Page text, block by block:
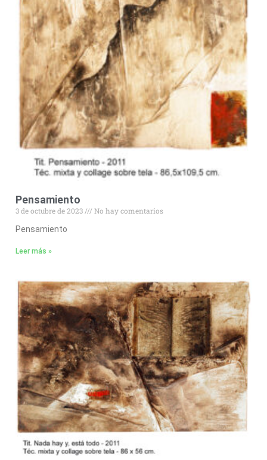
Pensamiento
3 de octubre de 2023
No hay comentarios
Pensamiento
Leer más »